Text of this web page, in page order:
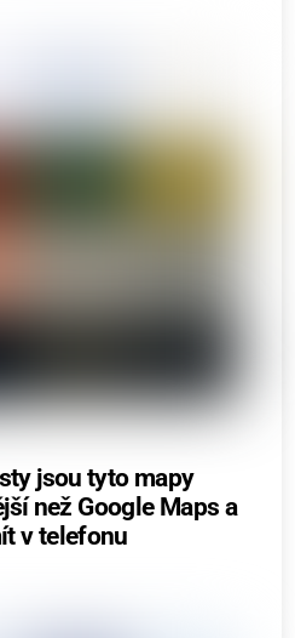
jsou tyto mapy
než Google Maps a
v telefonu